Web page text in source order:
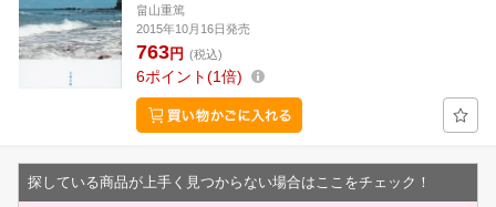
畠山重篤
2015年10月16日発売
763円 (税込)
6ポイント 1倍
探している商品が上手く見つからない場合はここをチェック！